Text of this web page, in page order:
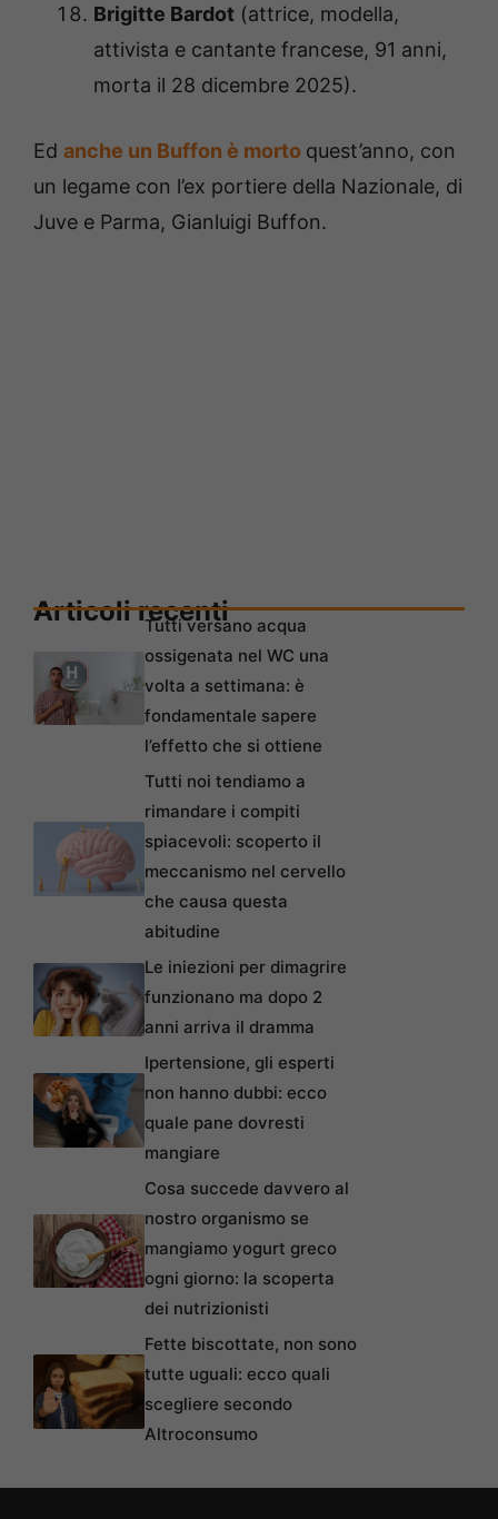
Brigitte Bardot (attrice, modella,
attivista e cantante francese, 91 anni,
morta il 28 dicembre 2025).
Ed anche un Buffon è morto quest’anno, con
un legame con l’ex portiere della Nazionale, di
Juve e Parma, Gianluigi Buffon.
Articoli recenti
Tutti versano acqua
ossigenata nel WC una
volta a settimana: è
fondamentale sapere
l’effetto che si ottiene
Tutti noi tendiamo a
rimandare i compiti
spiacevoli: scoperto il
meccanismo nel cervello
che causa questa
abitudine
Le iniezioni per dimagrire
funzionano ma dopo 2
anni arriva il dramma
Ipertensione, gli esperti
non hanno dubbi: ecco
quale pane dovresti
mangiare
Cosa succede davvero al
nostro organismo se
mangiamo yogurt greco
ogni giorno: la scoperta
dei nutrizionisti
Fette biscottate, non sono
tutte uguali: ecco quali
scegliere secondo
Altroconsumo